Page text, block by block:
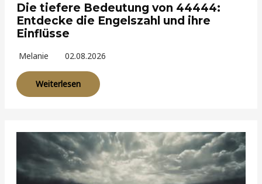
Die tiefere Bedeutung von 44444:
Entdecke die Engelszahl und ihre
Einflüsse
Melanie 02.08.2026
Weiterlesen